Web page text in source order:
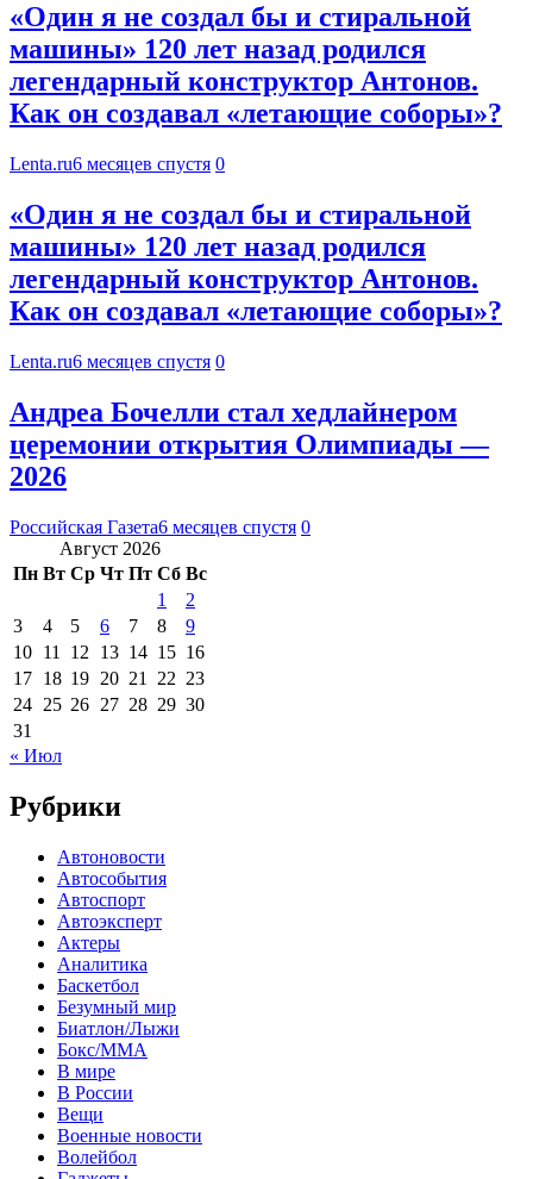
«Один я не создал бы и стиральной
машины» 120 лет назад родился
легендарный конструктор Антонов.
Как он создавал «летающие соборы»?
Lenta.ru6 месяцев спустя 0
«Один я не создал бы и стиральной
машины» 120 лет назад родился
легендарный конструктор Антонов.
Как он создавал «летающие соборы»?
Lenta.ru6 месяцев спустя 0
Андреа Бочелли стал хедлайнером
церемонии открытия Олимпиады —
2026
Российская Газета6 месяцев спустя 0
Август 2026
Пн Вт Ср Чт Пт Сб Вс
1
2
3
4 5 6 7 8
9
10 11 12 13 14 15 16
17 18 19 20 21 22 23
24 25 26 27 28 29 30
31
« Июл
Рубрики
Автоновости
Автособытия
Автоспорт
Автоэксперт
Актеры
Аналитика
Баскетбол
Безумный мир
Биатлон/Лыжи
Бокс/MMA
В мире
В России
Вещи
Военные новости
Волейбол